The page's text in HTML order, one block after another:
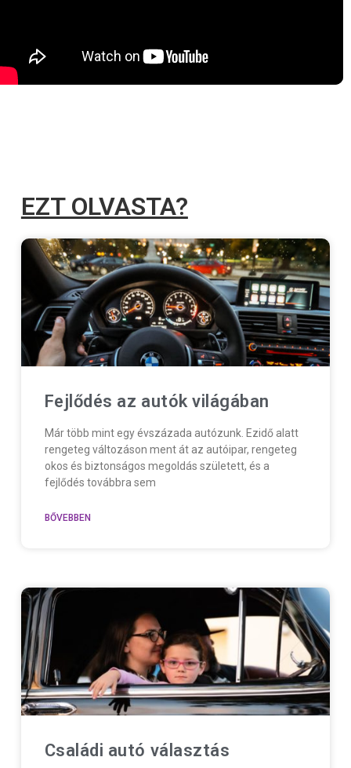
EZT OLVASTA?
Fejlődés az autók világában
Már több mint egy évszázada autózunk. Ezidő alatt
rengeteg változáson ment át az autóipar, rengeteg
okos és biztonságos megoldás született, és a
fejlődés továbbra sem
BŐVEBBEN
Családi autó választás